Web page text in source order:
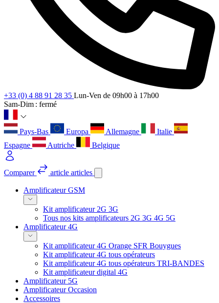
+33 (0) 4 88 91 28 35 Lun-Ven de 09h00 à 17h00
Sam-Dim : fermé
Pays-Bas Europa Allemagne
Italie
Espagne
Autriche Belgique
Comparer article articles
Amplificateur GSM
Kit amplificateur 2G 3G
Tous nos kits amplificateurs 2G 3G 4G 5G
Amplificateur 4G
Kit amplificateur 4G Orange SFR Bouygues
Kit amplificateur 4G tous opérateurs
Kit amplificateur 4G tous opérateurs TRI-BANDES
Kit amplificateur digital 4G
Amplificateur 5G
Amplificateur Occasion
Accessoires